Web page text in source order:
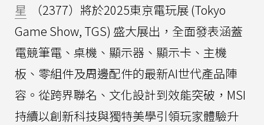
星
（2377）將於2025東京電玩展 (Tokyo
Game Show, TGS) 盛大展出，全面發表涵蓋
電競筆電、桌機、顯示器、顯示卡、主機
板、零組件及周邊配件的最新AI世代產品陣
容。從跨界聯名、文化設計到效能突破，MSI
持續以創新科技與獨特美學引領玩家體驗升